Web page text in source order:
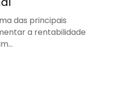
das principais
a rentabilidade